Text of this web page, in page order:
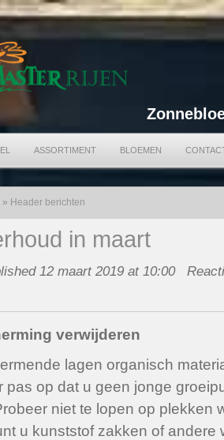
ASSORTIMENT BLOEMEN
» Header berichten
in maart
12 maart 2019 at 10:00
verwijderen
lagen organisch
pas op dat u geen jonge
niet te lopen op plekken
u kunststof zakken of andere